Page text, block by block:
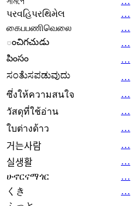
પરવહિપરથિમેલ
…
கைபபணிவெலை
…
ంచిగచుడు
…
పింసం
…
ಸಂತೆುಸಪಡುವುದು
…
ซึ่งให้ความสนใจ
…
วัสดุที่ใช้อ่าน
…
ใบต่างด้าว
…
거는사람
…
실생활
…
ሁኖርናማጎር
…
くき
…